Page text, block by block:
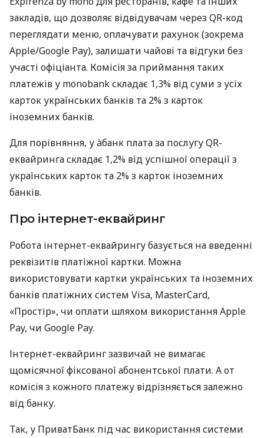
закладів, що дозволяє відвідувачам через QR-код
переглядати меню, оплачувати рахунок (зокрема
Apple/Google Pay), залишати чайові та відгуки без
участі офіціанта. Комісія за приймання таких
платежів у monobank складає 1,3% від суми з усіх
карток українських банків та 2% з карток
іноземних банків.
Для порівняння, у àбанк плата за послугу QR-
еквайринга складає 1,2% від успішної операції з
українських карток та 2% з карток іноземних
банків.
Про інтернет-еквайринг
Робота інтернет-еквайрингу базується на введенні
реквізитів платіжної картки. Можна
використовувати картки українських та іноземних
банків платіжних систем Visa, MasterCard,
«Простір», чи оплати шляхом використання Apple
Pay, чи Google Pay.
Інтернет-еквайринг зазвичай не вимагає
щомісячної фіксованої абонентської плати. А от
комісія з кожного платежу відрізняється залежно
від банку.
Так, у ПриватБанк під час використання системи